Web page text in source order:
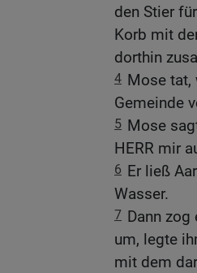
den Stier
Korb mit
dorthin
4 Mose tat,
Gemeinde
5 Mose
HERR mir
6 Er ließ
Wasser.
7 Dann zog
um, legte
mit dem